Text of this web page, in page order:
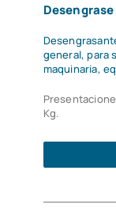
general, para
maquinaria,
Kg.